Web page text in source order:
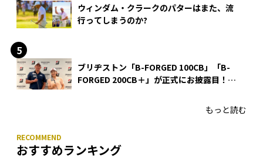
ウィンダム・クラークのパターはまた、流
行ってしまうのか?
ブリヂストン「B-FORGED 100CB」「B-
FORGED 200CB＋」が正式にお披露目！
もっと読む
おすすめランキング